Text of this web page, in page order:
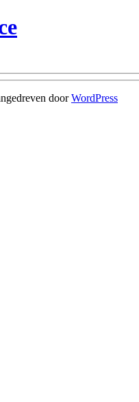
doorWordPress